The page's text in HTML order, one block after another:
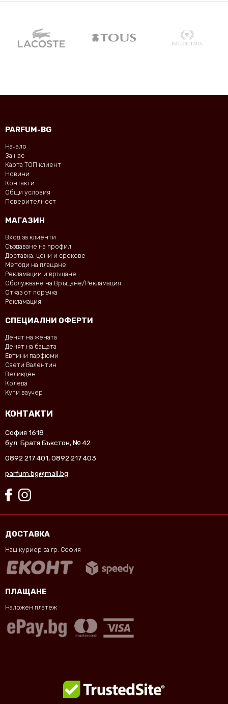
PARFUM-BG
Начало
За нас
Карта ТОП клиент
Новини
Контакти
Общи условия
Поверителност
МАГАЗИН
Вход за клиенти
Създаване на профил
Доставка, цени и срокове
Методи на плащане
Рекламации и връщане
Обслужване на Връщане/Рекламация
Отказ от поръчка
Рекламация
СПЕЦИАЛНИ ОФЕРТИ
Денят на жената
Денят на бащата
Евтини парфюми
Свети Валентин
Великден
Коледа
Купи ваучер
КОНТАКТИ
София 1618
бул. Братя Бъкстон, № 42
0892 217 401,0892 217 403
parfum.bg@mail.bg
ДОСТАВКА
Наш куриер за гр. София
ПЛАЩАНЕ
Наложен платеж